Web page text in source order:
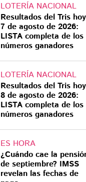
LOTERÍA NACIONAL
Resultados del Tris hoy
7 de agosto de 2026:
LISTA completa de los
números ganadores
LOTERÍA NACIONAL
Resultados del Tris hoy
8 de agosto de 2026:
LISTA completa de los
números ganadores
ES HORA
¿Cuándo cae la
de septiembre? IMSS
revelan las fechas de